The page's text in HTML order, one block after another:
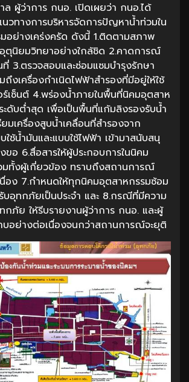
ล ผู้ว่าการ กนอ. เปิดเผยว่า กนอ.ได้
นวทางการบริหารจัดการปัญหาน้ำท่วมใน
อย่างเคร่งครัด ดังนี้ 1.ติดตามสภาพ
ตุนิยมวิทยาอย่างใกล้ชิด 2.คาดการณ์
3.ตรวจสอบและซ่อมแซมบำรุงรักษา
ถึงเครื่องกำเนิดไฟฟ้าสำรองที่มีอยู่ให้ใช้
ร์เซ็นต์ 4.พร่องน้ำภายในพื้นที่นิคมอุตสาห
ะดับต่ำสุด เพื่อเป็นพื้นที่แก้มลิงรองรับน้ำ
ยมเครื่องสูบน้ำเคลื่อนที่สำรองจาก
ช้น้ำมันและแบบใช้ไฟฟ้า เข้ามาสนับสนุ
อ 6.สื่อสารให้ผู้ประกอบการในนิคม
มทั้งผู้เกี่ยวข้อง ทราบถึงสถานการณ์
อง 7.กำหนดให้ทุกนิคมอุตสาหกรรมซ้อม
บอุทกภัยเป็นประจำ และ 8.กรณีที่มีความ
กภัย ให้รีบรายงานผู้ว่าการ กนอ. และผู้
บอย่างต่อเนื่องจนกว่าสถานการณ์จะยุติ